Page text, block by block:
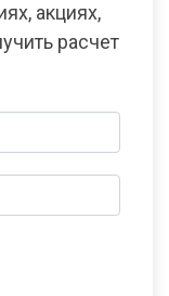
акциях,
расчет